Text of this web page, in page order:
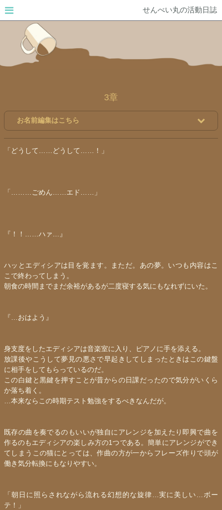
せんべい丸の活動日誌
3章
お名前編集はこちら
「どうして……どうして……！」
「………ごめん…… エド ……」
『！！……ハァ…』
ハッと エディシアは目を覚ます。まただ。あの夢。いつも内容はこ
こで終わってしまう。
朝食の時間までまだ余裕があるが二度寝する気にもなれずにいた。
『…おはよう』
身支度をしたエディシアは音楽室に入り、ピアノに手を添える。
放課後やこうして夢見の悪さで早起きしてしまったときはこの鍵盤
に相手をしてもらっているのだ。
この白鍵と黒鍵を押すことが昔からの日課だったので気分がいくら
か落ち着く。
…本来ならこの時期テスト勉強をするべきなんだが。
既存の曲を奏でるのもいいが独自にアレンジを加えたり即興で曲を
作るのもエディシアの楽しみ方の1つである。簡単にアレンジができ
てしまうこの猫にとっては、作曲の方が一からフレーズ作りで頭が
働き気分転換にもなりやすい。
「朝日に照らされながら流れる幻想的な旋律…実に美しい…ボー
テ！」